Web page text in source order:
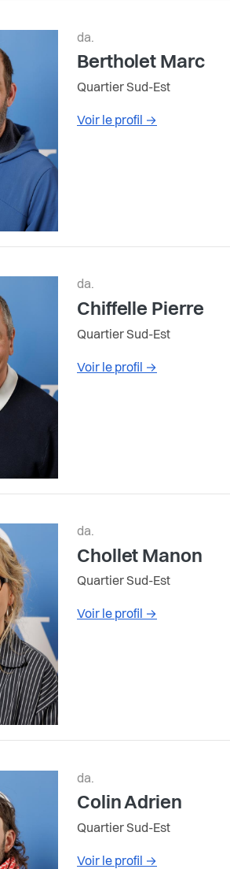
da.
Bertholet Marc
Quartier Sud-Est
Voir le profil →
da.
Chiffelle Pierre
Quartier Sud-Est
Voir le profil →
da.
Chollet Manon
Quartier Sud-Est
Voir le profil →
da.
Colin Adrien
Quartier Sud-Est
Voir le profil →